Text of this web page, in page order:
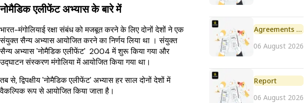
नोमैडिक एलीफेंट अभ्यास के बारे में
भारत-मंगोलियाई रक्षा संबंध को मजबूत करने के लिए दोनों देशों ने एक
संयुक्त सैन्य अभ्यास आयोजित करने का निर्णय लिया था । संयुक्त
सैन्य अभ्यास 'नोमैडिक एलीफेंट' 2004 में शुरू किया गया और
उद्घाटन संस्करण मंगोलिया में आयोजित किया गया था।
तब से, द्विपक्षीय 'नोमैडिक एलीफेंट' अभ्यास हर साल दोनों देशों में
वैकल्पिक रूप से आयोजित किया जाता है।
Agreements and MoU
06 August 2026
Report
06 August 2026